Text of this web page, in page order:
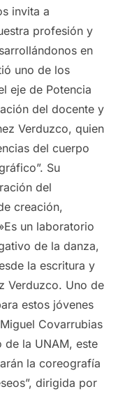
invita a
profesión y
en
uno de los
eje de Potencia
del docente y
Verduzco, quien
del cuerpo
Su
del
creación,
un laboratorio
de la danza,
la escritura y
Verduzco. Uno de
estos jóvenes
Covarrubias
de la UNAM, este
la coreografía
dirigida por